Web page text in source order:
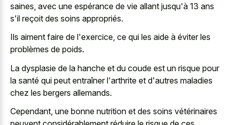
saines, avec une espérance de vie allant jusqu'à 13 ans
s'il reçoit des soins appropriés.
Ils aiment faire de l'exercice, ce qui les aide à éviter les
problèmes de poids.
La dysplasie de la hanche et du coude est un risque pour
la santé qui peut entraîner l'arthrite et d'autres maladies
chez les bergers allemands.
Cependant, une bonne nutrition et des soins vétérinaires